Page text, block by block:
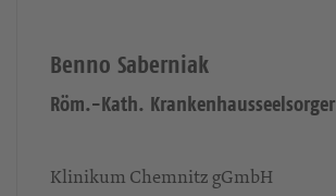
Benno Saberniak
Röm.-Kath. Krankenhausseelsorger
Klinikum Chemnitz gGmbH